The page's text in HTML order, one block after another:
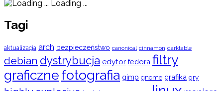
Loading ...
Tagi
aktualizacja arch bezpieczeństwo canonical cinnamon darktable
debian dystrybucja edytor fedora filtry
graficznefotografia gimp gnome grafika gry